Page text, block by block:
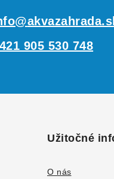
@
905 530 748
Užitočné
O nás